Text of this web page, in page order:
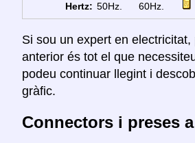
Hertz: 50Hz. 60Hz.
Si sou un expert en
anterior és tot el que
podeu continuar llegint i
gràfic.
Connectors i preses